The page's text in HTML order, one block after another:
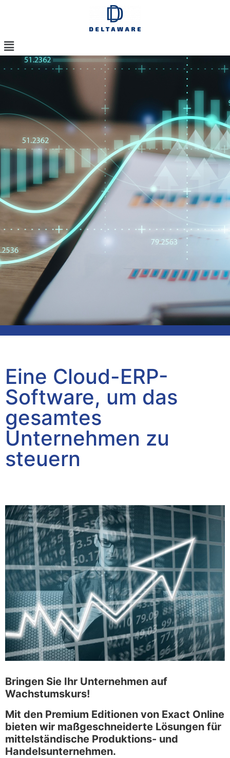
Cloud ERP-Software
Unternehmensspezifische
Softwarelösung mit mehr
Funktionalität und verbesserter
Auswertung
Eine Cloud-ERP-
Software, um das
gesamtes
Unternehmen zu
steuern
Bringen Sie Ihr Unternehmen auf
Wachstumskurs!
Mit den Premium Editionen von Exact Online
bieten wir maßgeschneiderte Lösungen für
mittelständische Produktions- und
Handelsunternehmen.